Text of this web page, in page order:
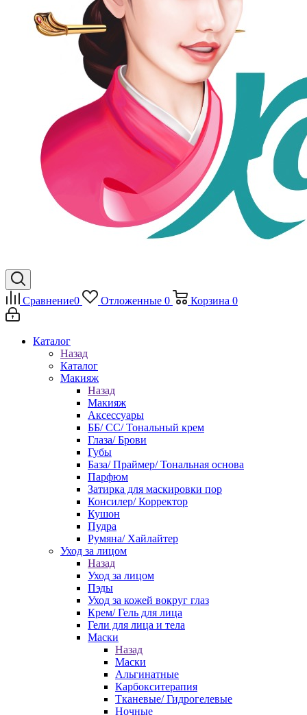
Сравнение0 Отложенные 0 Корзина 0
Каталог
Назад
Каталог
Макияж
Назад
Макияж
Аксессуары
ББ/ СС/ Тональный крем
Глаза/ Брови
Губы
База/ Праймер/ Тональная основа
Парфюм
Затирка для маскировки пор
Консилер/ Корректор
Кушон
Пудра
Румяна/ Хайлайтер
Уход за лицом
Назад
Уход за лицом
Пэды
Уход за кожей вокруг глаз
Крем/ Гель для лица
Гели для лица и тела
Маски
Назад
Маски
Альгинатные
Карбокситерапия
Тканевые/ Гидрогелевые
Ночные